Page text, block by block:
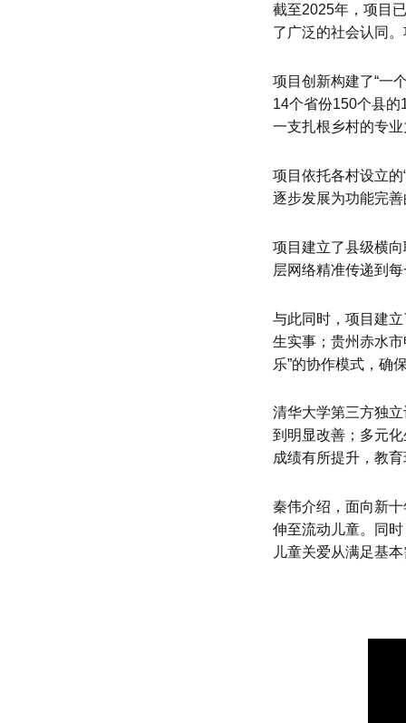
截至2025年，项目
了广泛的社会认同
项目创新构建了“一
14个省份150个县的
一支扎根乡村的专
项目依托各村设立
逐步发展为功能完
项目建立了县级横
层网络精准传递到
与此同时，项目建
生实事；贵州赤水
乐”的协作模式，确
清华大学第三方独
到明显改善；多元
成绩有所提升，教
秦伟介绍，面向新
伸至流动儿童。同
儿童关爱从满足基